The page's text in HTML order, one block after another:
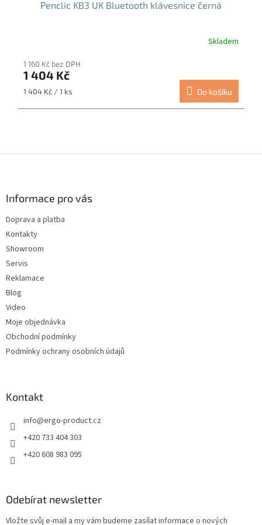
Penclic KB3 UK Bluetooth klávesnice černá
produktu
je
5,0
5
Skladem
1 160 Kč bez DPH
1 404 Kč
Měrná
1 404 Kč / 1 ks Do košíku
Informace pro vás
Doprava a platba
Kontakty
Showroom
Servis
Reklamace
Blog
Video
Moje objednávka
Obchodní podmínky
Podmínky ochrany osobních údajů
Kontakt
info@ergo-product.cz
+420 733 404 303
+420 608 983 095
Odebírat newsletter
Vložte svůj e-mail a my vám budeme zasílat informace o nových